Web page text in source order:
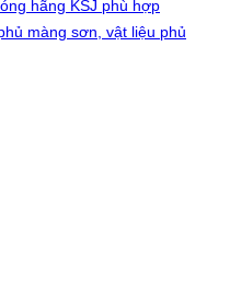
hãng KSJ phù hợp
màng sơn, vật liệu phủ